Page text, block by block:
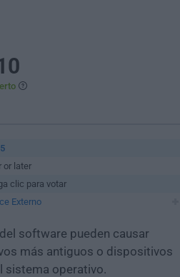
or later
clic para votar
Externo
software pueden causar
más antiguos o dispositivos
sistema operativo.